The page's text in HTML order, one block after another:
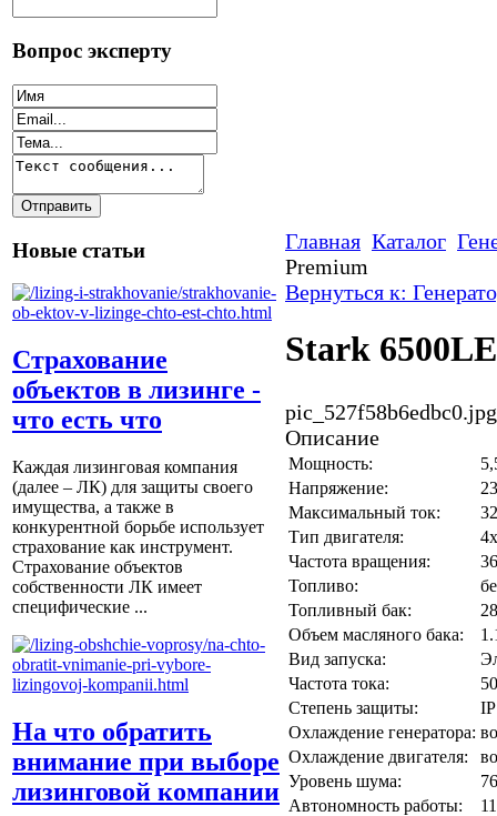
Вопрос эксперту
Новые статьи
Страхование
объектов в лизинге -
что есть что
Каждая лизинговая компания
(далее – ЛК) для защиты своего
имущества, а также в
конкурентной борьбе использует
страхование как инструмент.
Страхование объектов
собственности ЛК имеет
специфические ...
На что обратить
внимание при выборе
лизинговой компании
Главная Каталог
Premium
Вернуться к:
Stark
pic_527f58b6edbc0.jpg
Описание
Мощность:
Напряжение:
Максимальный ток:
Тип двигателя:
Частота вращения:
Топливо:
Топливный бак:
Объем масляного бака:
Вид запуска:
Частота тока:
Степень защиты:
Охлаждение генератора:
Охлаждение двигателя:
Уровень шума:
Автономность работы: